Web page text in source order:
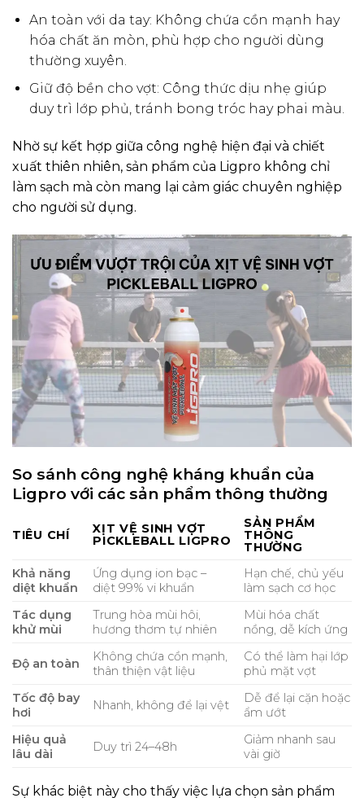
An toàn với da tay: Không chứa cồn mạnh hay
hóa chất ăn mòn, phù hợp cho người dùng
thường xuyên.
Giữ độ bền cho vợt: Công thức dịu nhẹ giúp
duy trì lớp phủ, tránh bong tróc hay phai màu.
Nhờ sự kết hợp giữa công nghệ hiện đại và chiết
xuất thiên nhiên, sản phẩm của Ligpro không chỉ
làm sạch mà còn mang lại cảm giác chuyên nghiệp
cho người sử dụng.
So sánh công nghệ kháng khuẩn của
Ligpro với các sản phẩm thông thường
TIÊU CHÍ
XỊT VỆ SINH VỢT
PICKLEBALL LIGPRO
SẢN PHẨM
THÔNG
THƯỜNG
Khả năng
diệt khuẩn
Ứng dụng ion bạc –
diệt 99% vi khuẩn
Hạn chế, chủ yếu
làm sạch cơ học
Tác dụng
khử mùi
Trung hòa mùi hôi,
hương thơm tự nhiên
Mùi hóa chất
nồng, dễ kích ứng
Độ an toàn
Không chứa cồn mạnh,
thân thiện vật liệu
Có thể làm hại lớp
phủ mặt vợt
Tốc độ bay
hơi
Nhanh, không để lại vệt
Dễ để lại cặn hoặc
ẩm ướt
Hiệu quả
lâu dài
Duy trì 24–48h
Giảm nhanh sau
vài giờ
Sự khác biệt này cho thấy việc lựa chọn sản phẩm